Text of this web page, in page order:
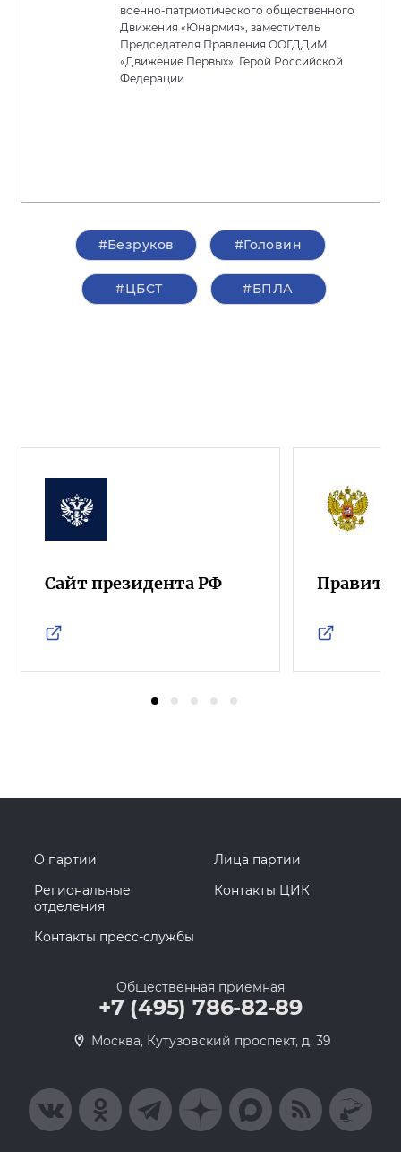
военно-патриотического общественного
Движения «Юнармия», заместитель
Председателя Правления ООГДДиМ
«Движение Первых», Герой Российской
Федерации
#Безруков #Головин
#ЦБСТ #БПЛА
Сайт президента РФ
О партии
Лица партии
Региональные
отделения
Контакты ЦИК
Контакты пресс-службы
Общественная приемная
+7 (495) 786-82-89
Москва, Кутузовский проспект, д. 39